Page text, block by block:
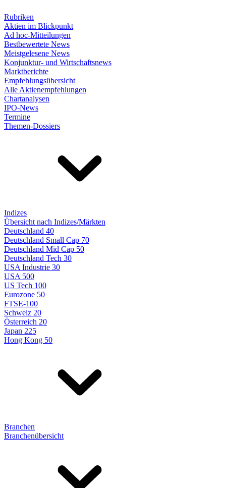
Rubriken
Aktien im Blickpunkt
Ad hoc-Mitteilungen
Bestbewertete News
Meistgelesene News
Konjunktur- und Wirtschaftsnews
Marktberichte
Empfehlungsübersicht
Alle Aktienempfehlungen
Chartanalysen
IPO-News
Termine
Themen-Dossiers
Indizes
Übersicht nach Indizes/Märkten
Deutschland 40
Deutschland Small Cap 70
Deutschland Mid Cap 50
Deutschland Tech 30
USA Industrie 30
USA 500
US Tech 100
Eurozone 50
FTSE-100
Schweiz 20
Österreich 20
Japan 225
Hong Kong 50
Branchen
Branchenübersicht